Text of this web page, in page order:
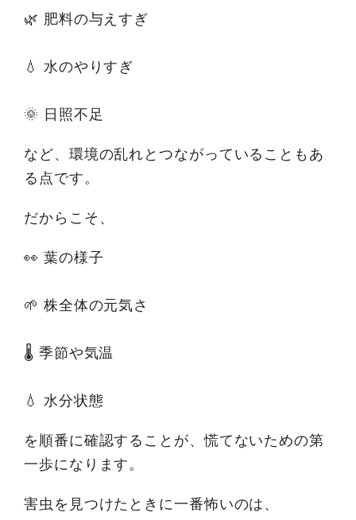
🌿 肥料の与えすぎ
💧 水のやりすぎ
🌞 日照不足
など、環境の乱れとつながっていることもあ
る点です。
だからこそ、
👀 葉の様子
🌱 株全体の元気さ
🌡 季節や気温
💧 水分状態
を順番に確認することが、慌てないための第
一歩になります。
害虫を見つけたときに一番怖いのは、